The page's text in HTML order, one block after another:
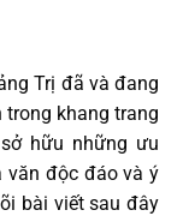
Trị đã và đang
khang trang
hữu những ưu
văn độc đáo và ý
bài viết sau đây